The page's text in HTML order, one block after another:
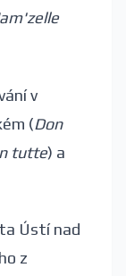
v
(Don
tutte) a
Ústí nad
z